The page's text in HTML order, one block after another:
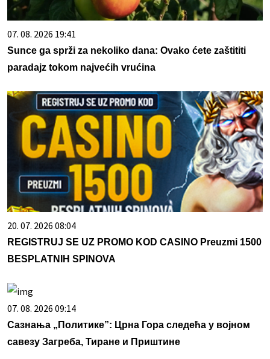
07. 08. 2026 19:41
Sunce ga sprži za nekoliko dana: Ovako ćete zaštititi
paradajz tokom najvećih vrućina
20. 07. 2026 08:04
REGISTRUJ SE UZ PROMO KOD CASINO Preuzmi 1500
BESPLATNIH SPINOVA
07. 08. 2026 09:14
Сазнања „Политике”: Црна Гора следећа у војном
савезу Загреба, Тиране и Приштине